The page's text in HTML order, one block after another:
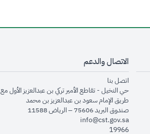
الاتصال والدعم
اتصل بنا
حي النخيل - تقاطع الأمير تركي بن عبدالعزيز الأول مع
طريق الإمام سعود بن عبدالعزيز بن محمد
صندوق البريد 75606 – الرياض 11588
info@cst.gov.sa
19966